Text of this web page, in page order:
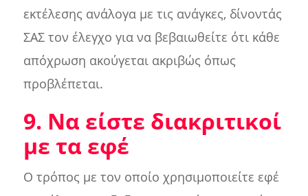
εκτέλεσης ανάλογα με τις ανάγκες, δίνοντάς
ΣΑΣ τον έλεγχο για να βεβαιωθείτε ότι κάθε
απόχρωση ακούγεται ακριβώς όπως
προβλέπεται.
9. Να είστε διακριτικοί
με τα εφέ
Ο τρόπος με τον οποίο χρησιμοποιείτε εφέ